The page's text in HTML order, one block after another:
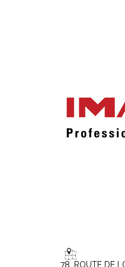
78, ROUTE DE